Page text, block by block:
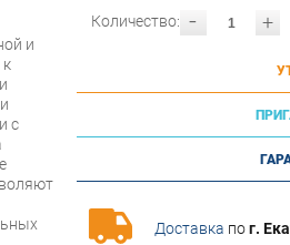
- +
Количество:
Доставка пог.
и
с